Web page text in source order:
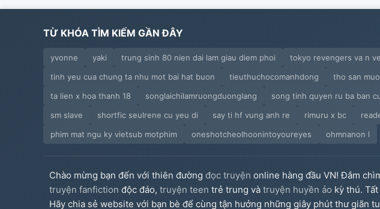
TỪ KHÓA TÌM KIẾM GẦN ĐÂY
yvonne yaki trung sinh 80 nien dai lam giau diem phoi
tokyo revengers va n
tinh yeu cua chung ta nhu mot bai hat buon
tieuthuchocomanhdong tho san
ta lien x hoa thanh 18
songlaichilamruongduonglang song tinh quyen ru ba ban
sm slave
shortfic seulrene cu yeu di say ti hf vung anh re rimuru x bc
phim mat ngu ky vietsub motphim
oneshotcheolhoonintoyoureyes ohmnanon l
Chào mừng bạn đến với thiên đường đọc truyện online hàng đầu VN! Đắm
truyện fanfiction độc đáo, truyện teen trẻ trung và truyện huyền ảo kỳ thú.
Hãy chia sẻ website với bạn bè để cùng tận hưởng những giây phút thư giãn